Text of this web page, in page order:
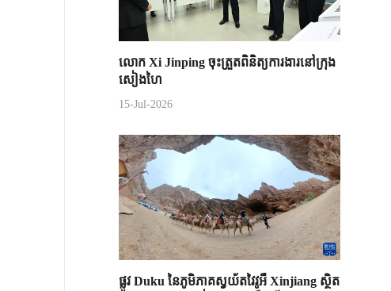
លោក Xi Jinping ចុះត្រួតពិនិត្យការងារនៅក្រុង
សៀងហៃ
15-Jul-2026
ផ្លូវ Duku នៃភូមិភាគស្វយ័តវៃវូអឺ Xinjiang ស្ថិត